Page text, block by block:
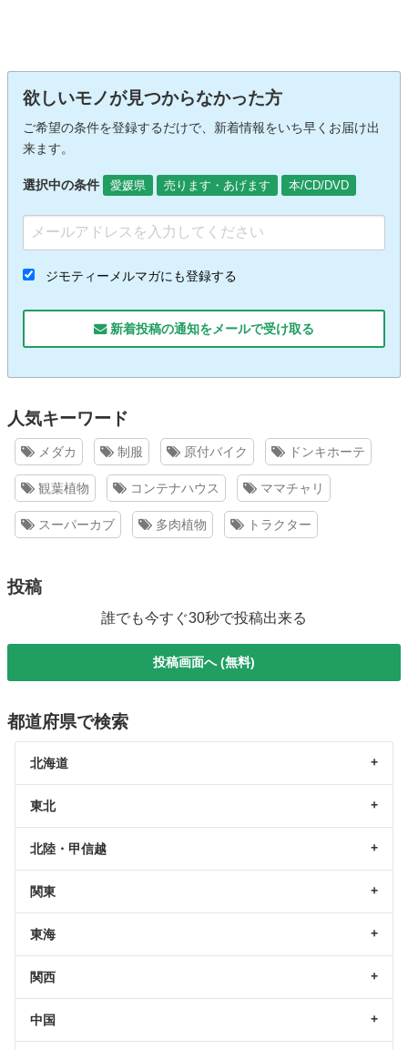
欲しいモノが見つからなかった方
ご希望の条件を登録するだけで、新着情報をいち早くお届け出
来ます。
選択中の条件 愛媛県 売ります・あげます 本/CD/DVD
ジモティーメルマガにも登録する
新着投稿の通知をメールで受け取る
人気キーワード
メダカ 制服 原付バイク ドンキホーテ
観葉植物 コンテナハウス ママチャリ
スーパーカブ 多肉植物 トラクター
投稿
誰でも今すぐ30秒で投稿出来る
投稿画面へ (無料)
都道府県で検索
北海道
東北
北陸・甲信越
関東
東海
関西
中国